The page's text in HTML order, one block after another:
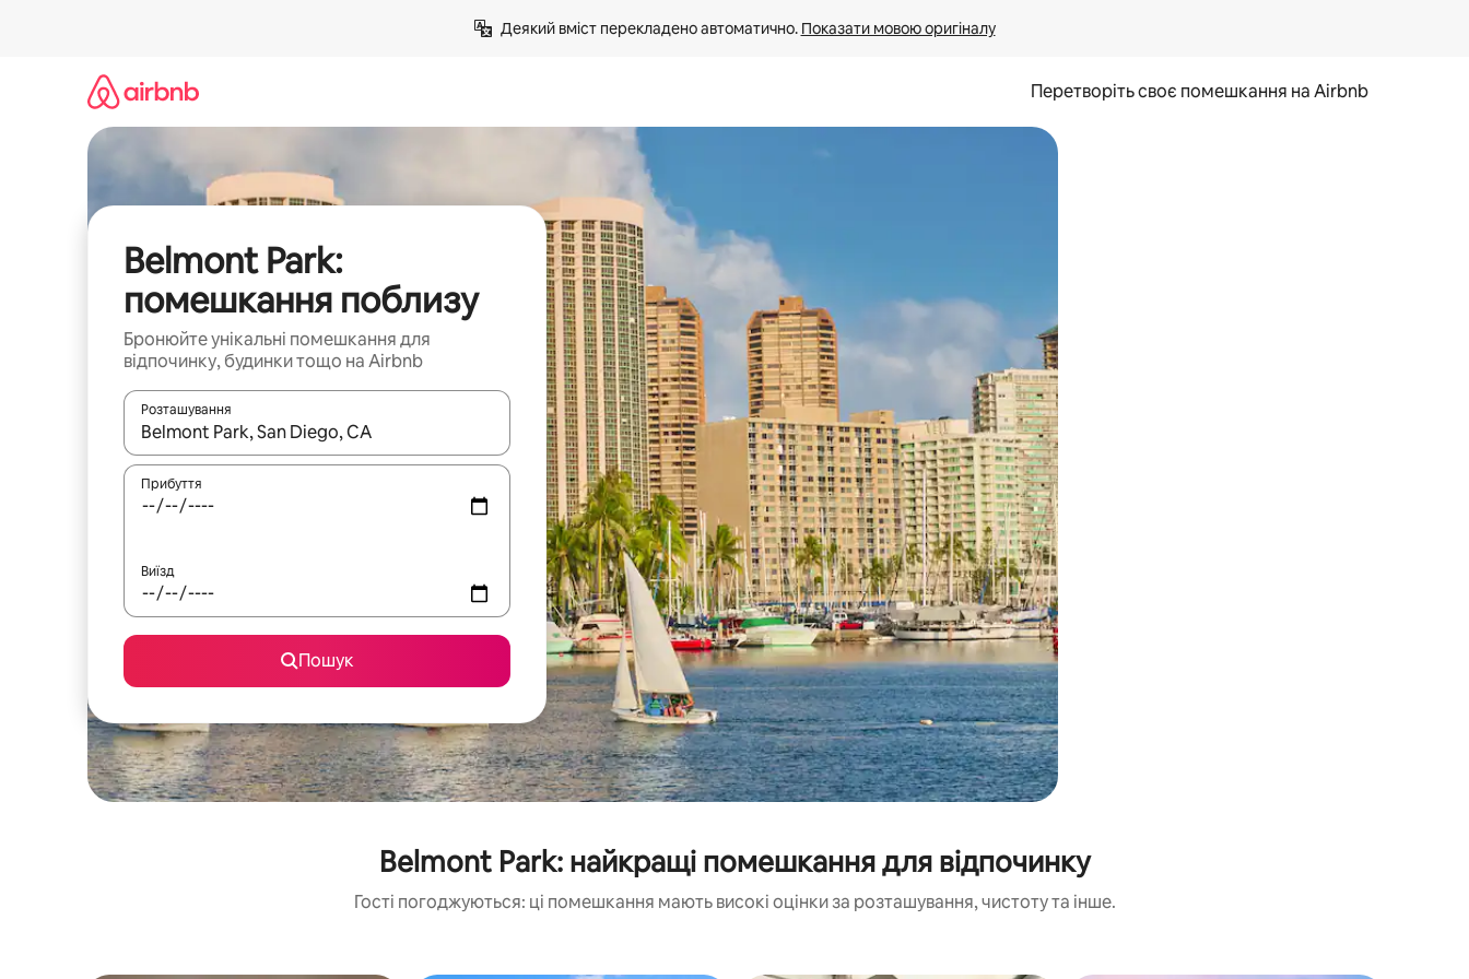
Деякий вміст перекладено автоматично. Показати мовою оригіналу
Перетворіть своє помешкання на Airbnb
Belmont Park:
помешкання поблизу
Бронюйте унікальні помешкання для
відпочинку, будинки тощо на Airbnb
Розташування
Отримавши результати пошуку, використовуйте для навігації сторінкою клавіші зі стрілками вгору та вниз або жести дотику та гортання.
Прибуття
Виїзд
Пошук
Belmont Park: найкращі помешкання для відпочинку
Гості погоджуються: ці помешкання мають високі оцінки за розташування, чистоту та інше.